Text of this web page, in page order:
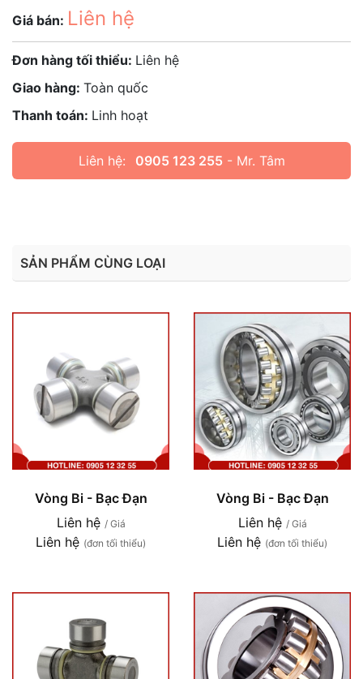
Giá bán: Liên hệ
Đơn hàng tối thiểu: Liên hệ
Giao hàng: Toàn quốc
Thanh toán: Linh hoạt
Liên hệ: 0905 123 255- Mr. Tâm
SẢN PHẨM CÙNG LOẠI
Vòng Bi - Bạc Đạn
Liên hệ / Giá
Liên hệ (đơn tối thiểu)
Vòng Bi - Bạc Đạn
Liên hệ / Giá
Liên hệ (đơn tối thiểu)